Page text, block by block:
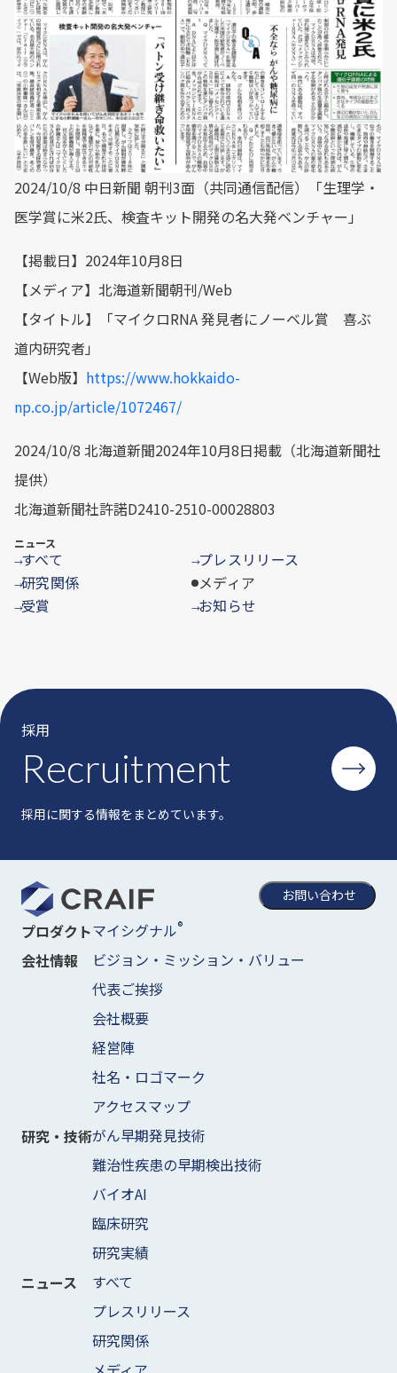
2024/10/8 中日新聞 朝刊3面（共同通信配信）「生理学・
医学賞に米2氏、検査キット開発の名大発ベンチャー」
【掲載日】2024年10月8日
【メディア】北海道新聞朝刊/Web
【タイトル】「マイクロRNA 発見者にノーベル賞 喜ぶ
道内研究者」
【Web版】 https://www.hokkaido-
np.co.jp/article/1072467/
2024/10/8 北海道新聞2024年10月8日掲載（北海道新聞社
提供）
北海道新聞社許諾D2410-2510-00028803
ニュース
→すべて →プレスリリース
→研究関係 メディア
→受賞 →お知らせ
採用
Recruitment
採用に関する情報をまとめています。
お問い合わせ
プロダクトマイシグナル®
会社情報
ビジョン・ミッション・バリュー
代表ご挨拶
会社概要
経営陣
社名・ロゴマーク
アクセスマップ
研究・技術がん早期発見技術
難治性疾患の早期検出技術
バイオAI
臨床研究
研究実績
ニュース
すべて
プレスリリース
研究関係